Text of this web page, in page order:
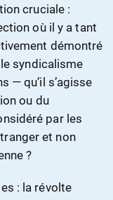
cruciale :
où il y a tant
démontré
syndicalisme
— qu’il s’agisse
ou du
par les
et non
?
: la révolte